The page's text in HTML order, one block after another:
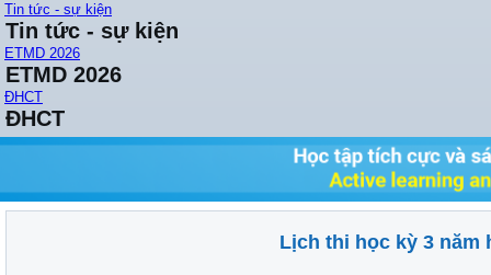
Tin tức - sự kiện
Tin tức - sự kiện
ETMD 2026
ETMD 2026
ĐHCT
ĐHCT
Lịch thi học kỳ 3 năm